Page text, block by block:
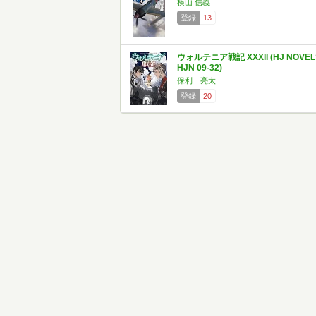
横山 信義
登録
13
ウォルテニア戦記 XXXII (HJ
HJN 09-32)
保利 亮太
登録
20